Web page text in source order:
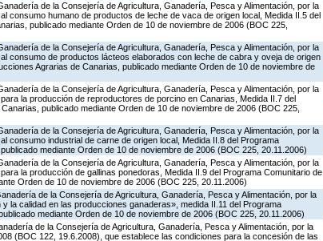
de la Consejería de Agricultura, Ganadería, Pesca y Alimentación, por la
consumo humano de productos de leche de vaca de origen local, Medida II.5 del
publicado mediante Orden de 10 de noviembre de 2006 (BOC 225,
de la Consejería de Agricultura, Ganadería, Pesca y Alimentación, por la
consumo de productos lácteos elaborados con leche de cabra y oveja de origen
Agrarias de Canarias, publicado mediante Orden de 10 de noviembre de
de la Consejería de Agricultura, Ganadería, Pesca y Alimentación, por la
la producción de reproductores de porcino en Canarias, Medida II.7 del
publicado mediante Orden de 10 de noviembre de 2006 (BOC 225,
de la Consejería de Agricultura, Ganadería, Pesca y Alimentación, por la
consumo industrial de carne de origen local, Medida II.8 del Programa
mediante Orden de 10 de noviembre de 2006 (BOC 225, 20.11.2006)
de la Consejería de Agricultura, Ganadería, Pesca y Alimentación, por la
la producción de gallinas ponedoras, Medida II.9 del Programa Comunitario de
Orden de 10 de noviembre de 2006 (BOC 225, 20.11.2006)
de la Consejería de Agricultura, Ganadería, Pesca y Alimentación, por la
la calidad en las producciones ganaderas», medida II.11 del Programa
mediante Orden de 10 de noviembre de 2006 (BOC 225, 20.11.2006)
de la Consejería de Agricultura, Ganadería, Pesca y Alimentación, por la
(BOC 122, 19.6.2008), que establece las condiciones para la concesión de las